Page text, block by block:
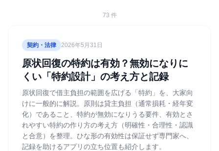
73 件
契約・法律 2026年5月31日
原状回復の特約は有効？無効になりに
くい「特約設計」の考え方と記録
原状回復で借主負担の範囲を広げる「特約」を、大家向
けに一般的に解説。原則は貸主負担（通常損耗・経年変
化）であること、特約が無効になりうる要件、有効とさ
れやすい特約の作り方の考え方（明確性・合理性・認識
と合意）を整理。ひな形の有効性は保証せず専門家へ、
記録を助けるアプリの立ち位置も紹介します。